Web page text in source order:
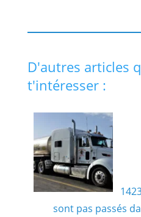
D'autres articles
t'intéresser :
sont pas passés